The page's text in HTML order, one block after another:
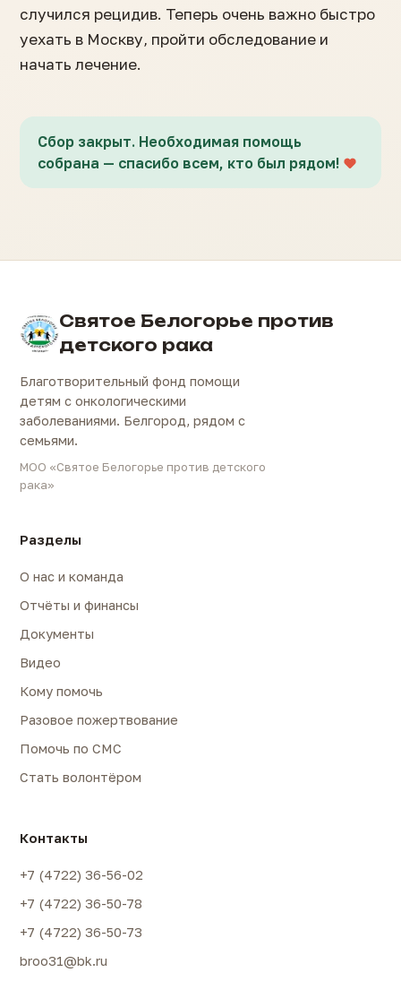
случился рецидив. Теперь очень важно быстро
уехать в Москву, пройти обследование и
начать лечение.
Сбор закрыт. Необходимая помощь
собрана — спасибо всем, кто был рядом!
Святое Белогорье против
детского рака
Благотворительный фонд помощи
детям с онкологическими
заболеваниями. Белгород, рядом с
семьями.
МОО «Святое Белогорье против детского
рака»
Разделы
О нас и команда
Отчёты и финансы
Документы
Видео
Кому помочь
Разовое пожертвование
Помочь по СМС
Стать волонтёром
Контакты
+7 (4722) 36-56-02
+7 (4722) 36-50-78
+7 (4722) 36-50-73
broo31@bk.ru